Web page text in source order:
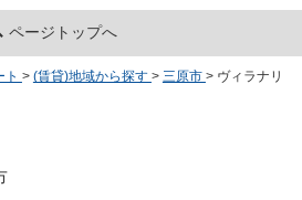
ページトップへ
ト > (賃貸)地域から探す > 三原市 > ヴィラナリ